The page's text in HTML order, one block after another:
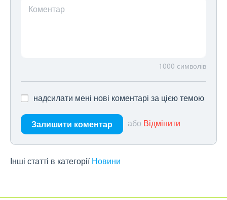
Коментар
1000 символів
надсилати мені нові коментарі за цією темою
Залишити коментар або Відмінити
Інші статті в категорії Новини